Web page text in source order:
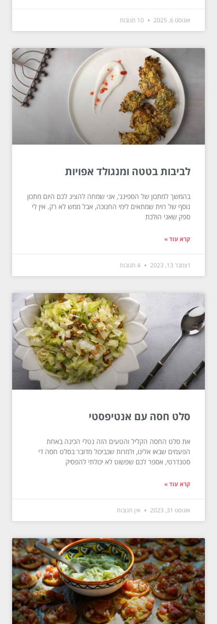
אוגוסט 6, 2025
לביבות בטטה ומנגולד אפויות
בהמשך למתכון של הספינג', אני שמחה להציג לכם היום מתכון
נוסף של רוית שמתאים לימי החנוכה, אבל ממש לא רק. אין לי
ספק שאני הולכת
קרא עוד »
דצמבר 13, 2023
סלט חסה עם אנטיפסטי
את סלט החסה הקליל והטעים הזה נטלי הכינה באחת
הפעמים שבאו אלינו, ולמרות שכביכול מדובר בסלט חסה די
סטנדרטי, אספר לכם שפשוט לא יכולתי להפסיק
קרא עוד »
אוגוסט 31, 2023 אין תגובות